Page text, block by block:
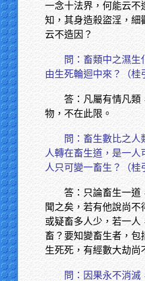
一念十法界，何能云不
知，其身造殺盜淫，細
云不造因？
問：畜類中之濕生
由生死輪迴中來？（桂
答：凡屬有情凡類
物，不在此限。
問：畜生數比之人
人轉在畜生道，是一
人只可變一畜生？（桂
答：只論畜生一道
聞之矣，若有他說尚不
或疑畜多人少，若一人
畜？要知變畜生者，包
生死死，有經數大劫尚
問：因果永不消滅